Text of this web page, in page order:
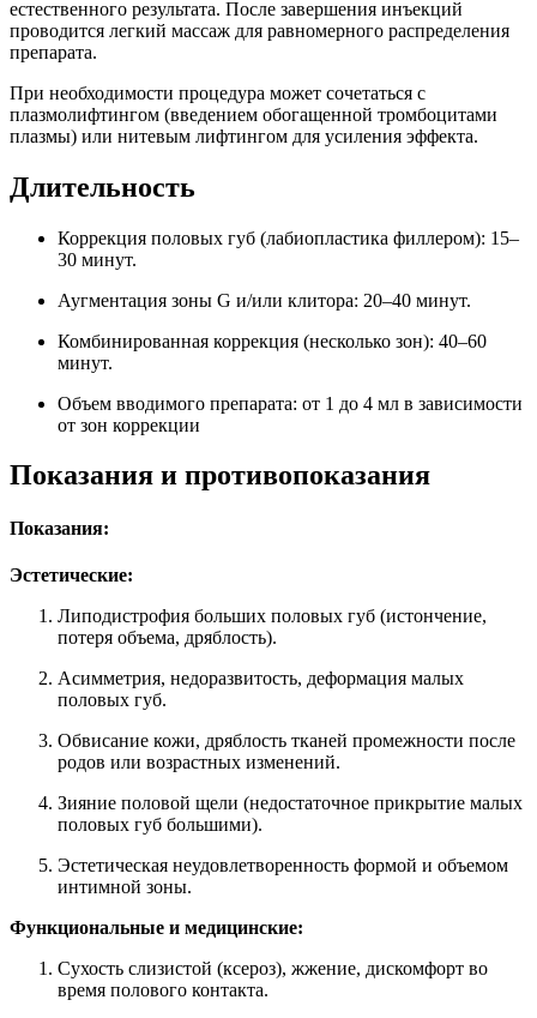
естественного результата. После завершения инъекций
проводится легкий массаж для равномерного распределения
препарата.
При необходимости процедура может сочетаться с
плазмолифтингом (введением обогащенной тромбоцитами
плазмы) или нитевым лифтингом для усиления эффекта.
Длительность
Коррекция половых губ (лабиопластика филлером): 15–
30 минут.
Аугментация зоны G и/или клитора: 20–40 минут.
Комбинированная коррекция (несколько зон): 40–60
минут.
Объем вводимого препарата: от 1 до 4 мл в зависимости
от зон коррекции
Показания и противопоказания
Показания:
Эстетические:
Липодистрофия больших половых губ (истончение,
потеря объема, дряблость).
Асимметрия, недоразвитость, деформация малых
половых губ.
Обвисание кожи, дряблость тканей промежности после
родов или возрастных изменений.
Зияние половой щели (недостаточное прикрытие малых
половых губ большими).
Эстетическая неудовлетворенность формой и объемом
интимной зоны.
Функциональные и медицинские:
Сухость слизистой (ксероз), жжение, дискомфорт во
время полового контакта.